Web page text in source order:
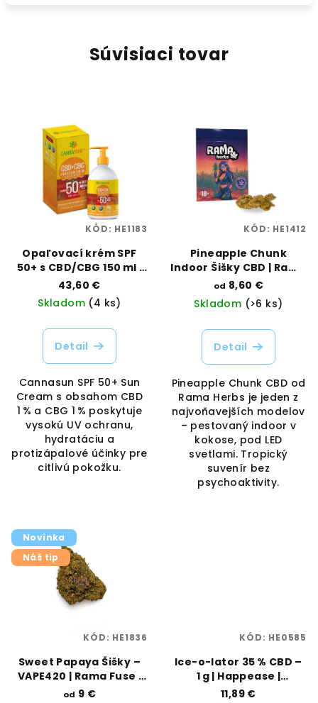
Súvisiaci tovar
Opaľovací krém SPF
50+ s CBD/CBG 150 ml |
Cannasun | Vaporama
43,60 €
Skladom (4 ks)
Detail
Cannasun SPF 50+ Sun
Cream s obsahom CBD
1 % a CBG 1 % poskytuje
vysokú UV ochranu,
hydratáciu a
protizápalové účinky pre
citlivú pokožku.
KÓD: HE1183
Pineapple Chunk
Indoor Šišky CBD | Rama
Herbs | Vaporama
od 8,60 €
Skladom (>6 ks)
Detail
Pineapple Chunk CBD od
Rama Herbs je jeden z
najvoňavejších modelov
– pestovaný indoor v
kokose, pod LED
svetlami. Tropický
suvenír bez
psychoaktivity.
KÓD: HE1412
Novinka
Náš tip
Sweet Papaya Šišky –
VAPE420 | Rama Fuse |
Vaporama
od 9 €
KÓD: HE1836
Ice-o-lator 35 % CBD –
1 g | Happease |
Vaporama
11,89 €
KÓD: HE0585